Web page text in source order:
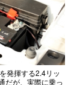
発揮する2.4リッ
だが、実際に乗っ